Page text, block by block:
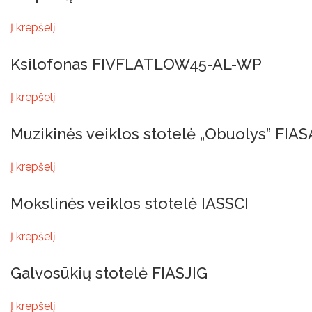
Į krepšelį
Ksilofonas FIVFLATLOW45-AL-WP
Į krepšelį
Muzikinės veiklos stotelė „Obuolys”
Į krepšelį
Mokslinės veiklos stotelė IASSCI
Į krepšelį
Galvosūkių stotelė FIASJIG
Į krepšelį